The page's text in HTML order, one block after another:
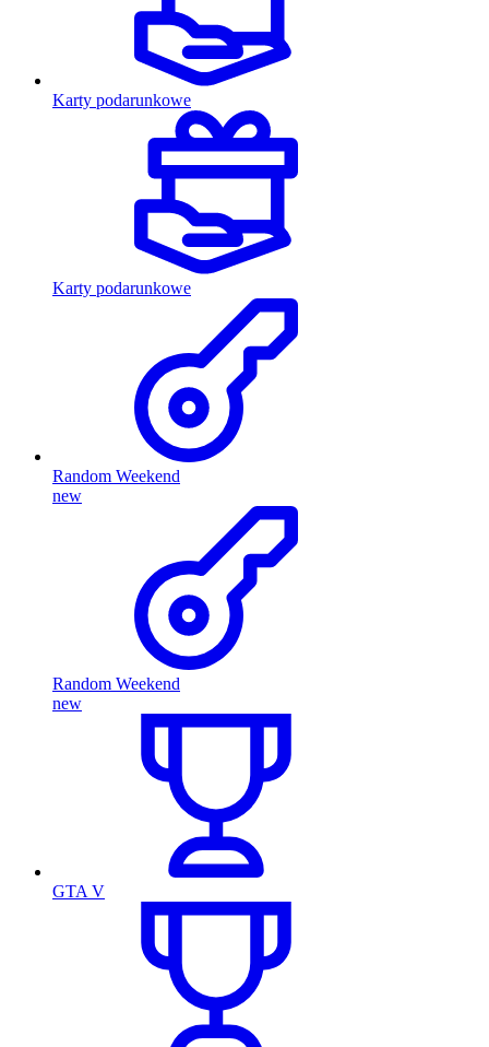
Karty podarunkowe
Karty podarunkowe
Random Weekend
new
Random Weekend
new
GTA V